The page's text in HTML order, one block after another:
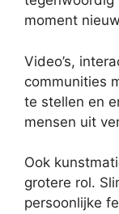
moment
Video’s,
communities
te stellen en
mensen uit
Ook
grotere rol.
persoonlijke